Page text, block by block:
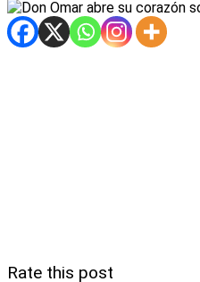
Rate this post